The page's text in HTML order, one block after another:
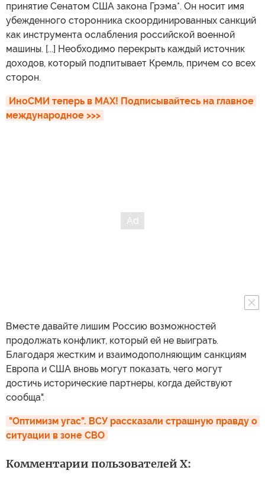
принятие Сенатом США закона Грэма*. Он носит имя
убежденного сторонника скоординированных санкций
как инструмента ослабления российской военной
машины. [...] Необходимо перекрыть каждый источник
доходов, который подпитывает Кремль, причем со всех
сторон.
ИноСМИ теперь в MAX! Подписывайтесь на главное
международное >>>
Вместе давайте лишим Россию возможностей
продолжать конфликт, который ей не выиграть.
Благодаря жестким и взаимодополняющим санкциям
Европа и США вновь могут показать, чего могут
достичь исторические партнеры, когда действуют
сообща".
"Оптимизм угас". ВСУ рассказали страшную правду о
ситуации в зоне СВО
Комментарии пользователей X: